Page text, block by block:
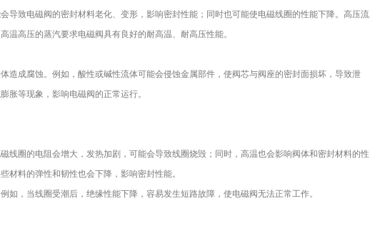
导致电磁阀的密封材料老化、变形，影响密封性能；同时也可能使电磁线圈的性能下降。高压流
高压的蒸汽要求电磁阀具有良好的耐高温、耐高压性能。
造成腐蚀。例如，酸性或碱性流体可能会侵蚀金属部件，使阀芯与阀座的密封面损坏，导致泄
胀等现象，影响电磁阀的正常运行。
线圈的电阻会增大，发热加剧，可能会导致线圈烧毁；同时，高温也会影响阀体和密封材料的性
材料的弹性和韧性也会下降，影响密封性能。
，当线圈受潮后，绝缘性能下降，容易发生短路故障，使电磁阀无法正常工作。